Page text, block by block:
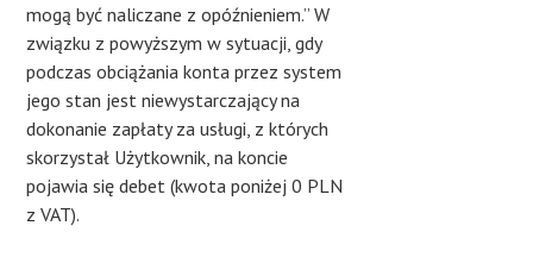
mogą być naliczane z opóźnieniem.” W
związku z powyższym w sytuacji, gdy
podczas obciążania konta przez system
jego stan jest niewystarczający na
dokonanie zapłaty za usługi, z których
skorzystał Użytkownik, na koncie
pojawia się debet (kwota poniżej 0 PLN
z VAT).